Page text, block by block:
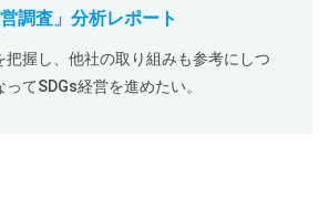
調査」分析レポート
把握し、他社の取り組みも参考にしつ
てSDGs経営を進めたい。